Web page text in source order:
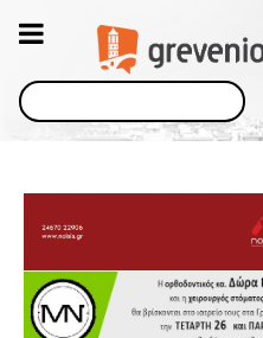
Αναζήτηση